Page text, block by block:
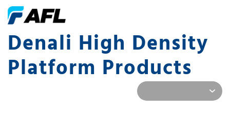
Denali High Density
Platform Products